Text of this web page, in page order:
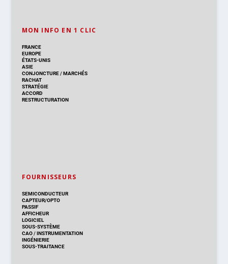
MON INFO EN 1 CLIC
FRANCE
EUROPE
ÉTATS-UNIS
ASIE
CONJONCTURE/MARCHÉS
RACHAT
STRATÉGIE
ACCORD
RESTRUCTURATION
FOURNISSEURS
SEMICONDUCTEUR
CAPTEUR/OPTO
PASSIF
AFFICHEUR
LOGICIEL
SOUS-SYSTÈME
CAO/INSTRUMENTATION
INGÉNIERIE
SOUS-TRAITANCE